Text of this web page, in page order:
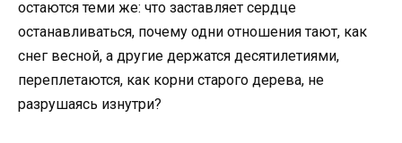
остаются теми же: что заставляет сердце
останавливаться, почему одни отношения тают, как
снег весной, а другие держатся десятилетиями,
переплетаются, как корни старого дерева, не
разрушаясь изнутри?